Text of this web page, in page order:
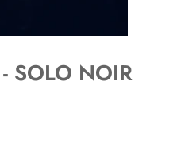
SOLO NOIR